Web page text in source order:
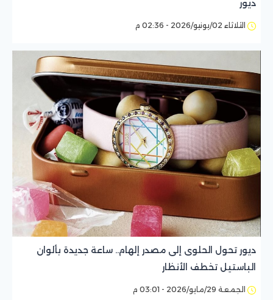
ديور
الثلاثاء 02/يونيو/2026 - 02:36 م
ديور تحول الحلوى إلى مصدر إلهام.. ساعة جديدة بألوان
الباستيل تخطف الأنظار
الجمعة 29/مايو/2026 - 03:01 م